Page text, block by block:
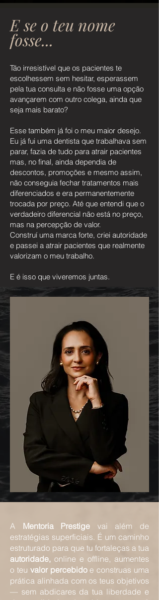
E se o teu nome
fosse...
Tão irresistível que os pacientes te
escolhessem sem hesitar, esperassem
pela tua consulta e não fosse uma opção
avançarem com outro colega, ainda que
seja mais barato?
Esse também já foi o meu maior desejo.
Eu já fui uma dentista que trabalhava sem
parar, fazia de tudo para atrair pacientes
mas, no final, ainda dependia de
descontos, promoções e mesmo assim,
não conseguia fechar tratamentos mais
diferenciados e era permanentemente
trocada por preço. Até que entendi que o
verdadeiro diferencial não está no preço,
mas na percepção de valor.
Construí uma marca forte, criei autoridade
e passei a atrair pacientes que realmente
valorizam o meu trabalho.
E é isso que viveremos juntas.
A Mentoria Prestige vai além de
estratégias superficiais. É um caminho
estruturado para que tu fortaleças a tua
autoridade, online e offline, aumentes
o teu valor percebidoe construas uma
prática alinhada com os teus objetivos
— sem abdicares da tua liberdade e